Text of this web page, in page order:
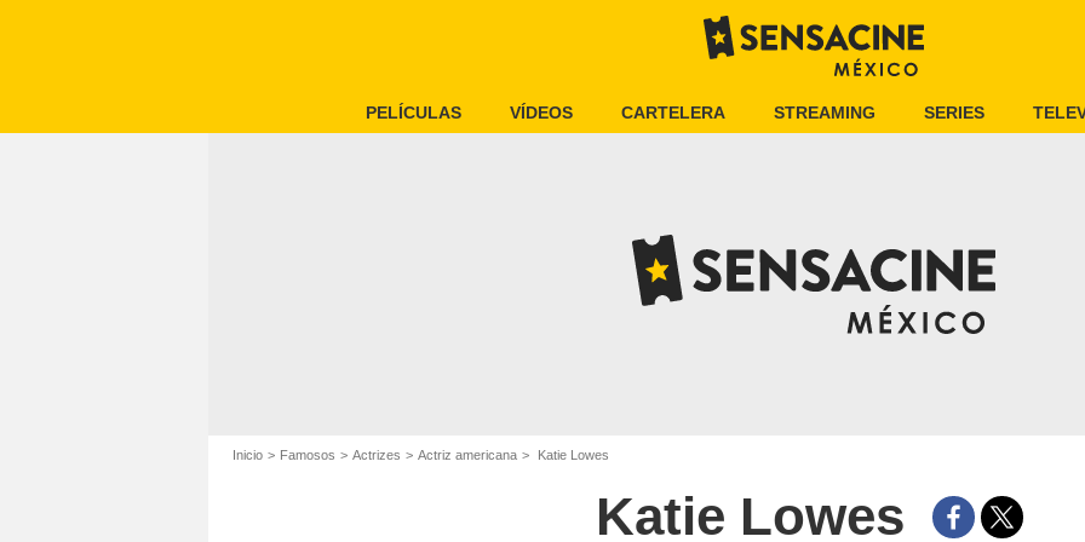
PELÍCULAS VÍDEOS CARTELERA STREAMING SERIES
Inicio Famosos Actrizes Actriz americana Katie Lowes
Katie Lowes